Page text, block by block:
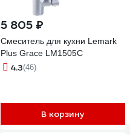
5 805 ₽
Смеситель для кухни Lemark
Plus Grace LM1505C
4.3(46)
В корзину